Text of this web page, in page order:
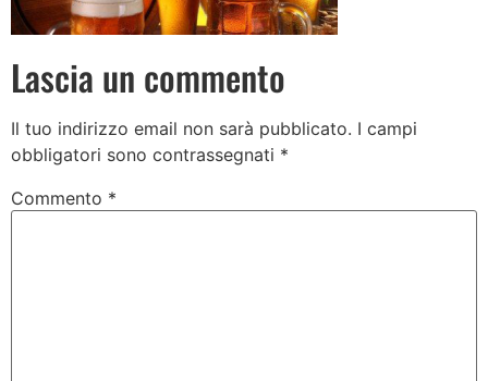
Lascia un commento
Il tuo indirizzo email non sarà pubblicato. I campi
obbligatori sono contrassegnati *
Commento *